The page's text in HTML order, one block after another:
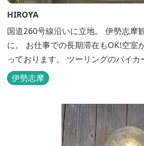
HIROYA
国道260号線沿いに立地。 伊勢志摩
に。 お仕事での長期滞在もOK!空室
っております。 ツーリングのバイ
ださい。
伊勢志摩